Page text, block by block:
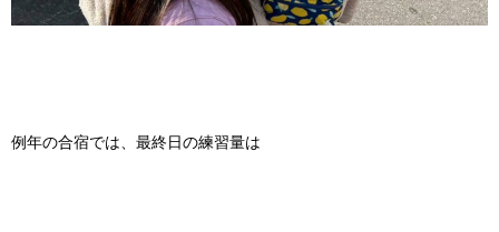
例年の合宿では、最終日の練習量は